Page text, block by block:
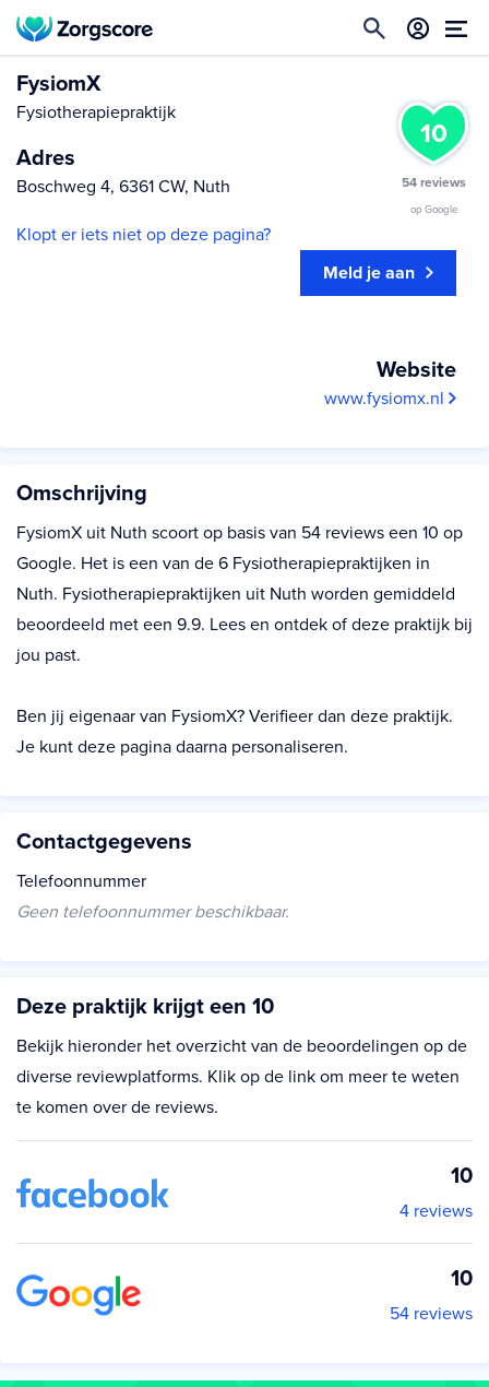
10
54 reviews
op Google
FysiomX
Fysiotherapiepraktijk
Adres
Boschweg 4, 6361 CW, Nuth
Klopt er iets niet op deze pagina?
Meld je aan
Website
www.fysiomx.nl
Omschrijving
FysiomX uit Nuth scoort op basis van 54 reviews een 10 op
Google. Het is een van de 6 Fysiotherapiepraktijken in
Nuth. Fysiotherapiepraktijken uit Nuth worden gemiddeld
beoordeeld met een 9.9. Lees en ontdek of deze praktijk bij
jou past.
Ben jij eigenaar van FysiomX? Verifieer dan deze praktijk.
Je kunt deze pagina daarna personaliseren.
Contactgegevens
Telefoonnummer
Geen telefoonnummer beschikbaar.
Deze praktijk krijgt een 10
Bekijk hieronder het overzicht van de beoordelingen op de
diverse reviewplatforms. Klik op de link om meer te weten
te komen over de reviews.
10
4 reviews
10
54 reviews